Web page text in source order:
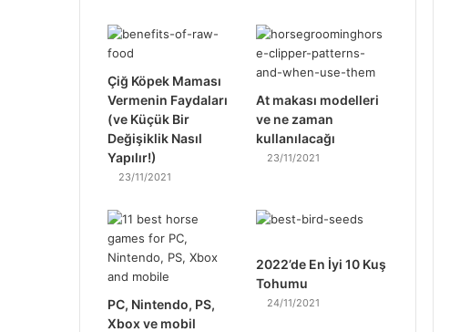
Çiğ Köpek Maması
Vermenin Faydaları
(ve Küçük Bir
Değişiklik Nasıl
Yapılır!)
23/11/2021
At makası modelleri
ve ne zaman
kullanılacağı
23/11/2021
PC, Nintendo, PS,
Xbox ve mobil
2022’de En İyi 10 Kuş
Tohumu
24/11/2021